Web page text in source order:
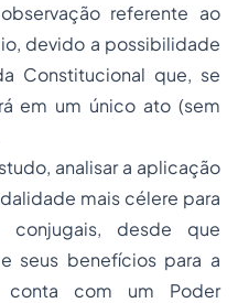
referente ao
devido a possibilidade
Constitucional que, se
em um único ato (sem
analisar a aplicação
mais célere para
conjugais, desde que
seus benefícios para a
conta com um Poder